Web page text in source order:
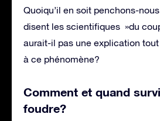
Quoiqu’il en soit penchons-
disent les scientifiques »du
aurait-il pas une explication
à ce phénomène?
Comment et quand
foudre?